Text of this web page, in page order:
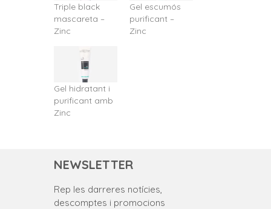
Triple black
mascareta –
Zinc
Gel escumós
purificant –
Zinc
Gel hidratant i
purificant amb
Zinc
NEWSLETTER
Rep les darreres notícies,
descomptes i promocions